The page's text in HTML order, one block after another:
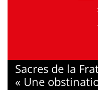
Sacres de la
« Une